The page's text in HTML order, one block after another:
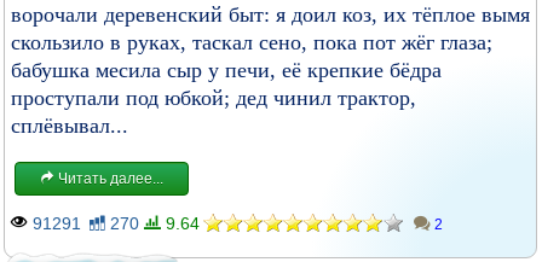
ворочали деревенский быт: я доил коз, их тёплое вымя
скользило в руках, таскал сено, пока пот жёг глаза;
бабушка месила сыр у печи, её крепкие бёдра
проступали под юбкой; дед чинил трактор,
сплёвывал...
Читать далее...
91291 270 9.64 2